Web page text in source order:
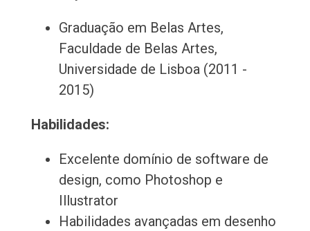
Graduação em Belas Artes,
Faculdade de Belas Artes,
Universidade de Lisboa (2011 -
2015)
Habilidades:
Excelente domínio de software de
design, como Photoshop e
Illustrator
Habilidades avançadas em desenho